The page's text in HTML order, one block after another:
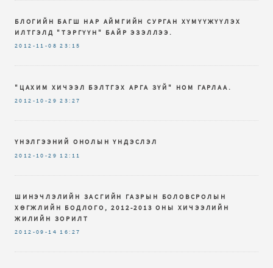
БЛОГИЙН БАГШ НАР АЙМГИЙН СУРГАН ХҮМҮҮЖҮҮЛЭХ
ИЛТГЭЛД "ТЭРГҮҮН" БАЙР ЭЗЭЛЛЭЭ.
2012-11-08 23:15
"ЦАХИМ ХИЧЭЭЛ БЭЛТГЭХ АРГА ЗҮЙ" НОМ ГАРЛАА.
2012-10-29 23:27
ҮНЭЛГЭЭНИЙ ОНОЛЫН ҮНДЭСЛЭЛ
2012-10-29 12:11
ШИНЭЧЛЭЛИЙН ЗАСГИЙН ГАЗРЫН БОЛОВСРОЛЫН
ХӨГЖЛИЙН БОДЛОГО, 2012-2013 ОНЫ ХИЧЭЭЛИЙН
ЖИЛИЙН ЗОРИЛТ
2012-09-14 16:27